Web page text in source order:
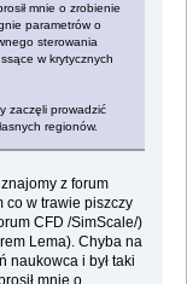
mnie o zrobienie
parametrów o
sterowania
w krytycznych
zaczęli prowadzić
regionów.
z forum
co w trawie piszczy
CFD /SimScale/)
Lema). Chyba na
naukowca i był taki